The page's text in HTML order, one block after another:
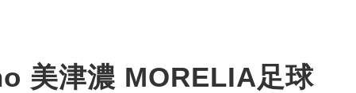
美津濃 MORELIA足球